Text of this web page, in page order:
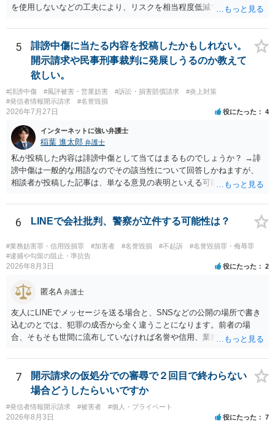
を使用しないなどの工夫により、リスクを相当程度低減できる設計に
推測できる」という点は、裁判で争われた場合に「専ら顧客吸引力の
利用を目的とする」と判断される余地を残すため、一定の注意が必要
です。 また、広告収益の有無は、侵害判断に一定の影響を与える可能
性がありますが、決定的要因ではありません。 パブリシティ権侵害の
成否は、主に「専ら顧客吸引力の利用を目的とするか」という点で判
断されます。広告収益があることは「商業的目的」を強く示す要素で
すが、それだけで直ちに侵害となるわけではありません。完全無償・
非営利であれば「表現の自由」「創作物」としての側面が強く評価さ
れる可能性があります。一方、広告収益がある場合は「商業利用」と
しての色彩が強まり、リスクが高まる可能性があります。 公開前に変
更・確認しておく事項については、公開の場でアドバイスするにも限
界があるかと思うので、資料等を持参の上、弁護士に相談されること
も一つかと存じます。
5
誹謗中傷に当たる内容を投稿したかもしれない。
開示請求や民事刑事裁判に発展しうるのか教えて
欲しい。
#誹謗中傷 #風評被害・営業妨害 #訴訟・損害賠償請求
#炎上対策
#発信者情報開示請求
#名誉毀損
2026年7月27日 役にたった 4
インターネットに強い弁護士
稲葉 進太郎 弁護士
私が投稿した内容は誹謗中傷として当てはまるものでしょうか？ →誹
謗中傷は一般的な用語なのでその該当性について回答しかねますが、
相談者が投稿した記事は、単なる意見の表明といえる可能性が高く、
て、開示請求が認められたり、民事裁判や刑事裁判に発展しうるもの
でしょうか？ →権利侵害や、名誉毀損・侮辱に該当する可能性が低い
ため、民事裁判や刑事裁判に発展することはあまり考えられないよう
に思われます。
6 LINEで会社批判、警察が立件する可能性は？
#業務妨害罪・信用毀損罪 #加害者 #名誉毀損 #不起訴
#名誉毀損罪・侮辱罪
#逮捕や勾留の阻止・準抗告
2026年8月3日 役にたった 2
匿名A 弁護士
友人にLINEでメッセージを送る場合と、SNSなどの公開の場所で書き
込むのとでは、犯罪の成否から全く違うことになります。前者の場
合、そもそも世間に流布していなければ名誉や信用、業務にかかる犯
7
開示請求の仮処分での審尋で２回目で終わらない
場合どうしたらいいですか
#発信者情報開示請求 #被害者 #個人・プライベート
2026年8月3日 役にたった 7